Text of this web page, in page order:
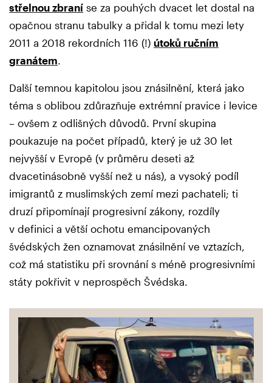
střelnou zbraní se za pouhých dvacet let dostal na
opačnou stranu tabulky a přidal k tomu mezi lety
2011 a 2018 rekordních 116 (!) útoků ručním
granátem
Další temnou kapitolou jsou znásilnění, která jako
téma s oblibou zdůrazňuje extrémní pravice i levice
– ovšem z odlišných důvodů. První skupina
poukazuje na počet případů, který je už 30 let
nejvyšší v Evropě (v průměru deseti až
dvacetinásobně vyšší než u nás), a vysoký podíl
imigrantů z muslimských zemí mezi pachateli; ti
druzí připomínají progresivní zákony, rozdíly
v definici a větší ochotu emancipovaných
švédských žen oznamovat znásilnění ve vztazích,
což má statistiku při srovnání s méně progresivními
státy pokřivit v neprospěch Švédska.